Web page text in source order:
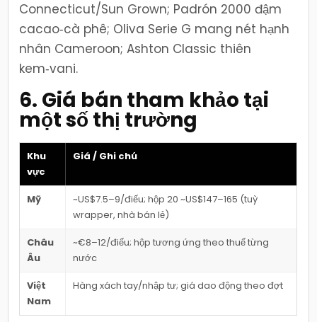
Connecticut/Sun Grown; Padrón 2000 đậm
cacao‑cà phê; Oliva Serie G mang nét hạnh
nhân Cameroon; Ashton Classic thiên
kem‑vani.
6. Giá bán tham khảo tại
một số thị trường
Khu
vực
Giá / Ghi chú
Mỹ
~US$7.5–9/điếu; hộp 20 ~US$147–165 (tuỳ
wrapper, nhà bán lẻ)
Châu
Âu
~€8–12/điếu; hộp tương ứng theo thuế từng
nước
Việt
Nam
Hàng xách tay/nhập tư; giá dao động theo đợt